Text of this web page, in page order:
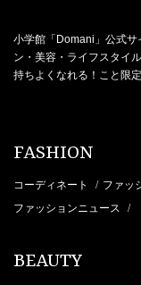
小学館「Domani」公式サ
ン・美容・ライフスタイ
持ちよくなれる！こと限
FASHION
コーディネート / ファッ
ファッションニュース /
BEAUTY